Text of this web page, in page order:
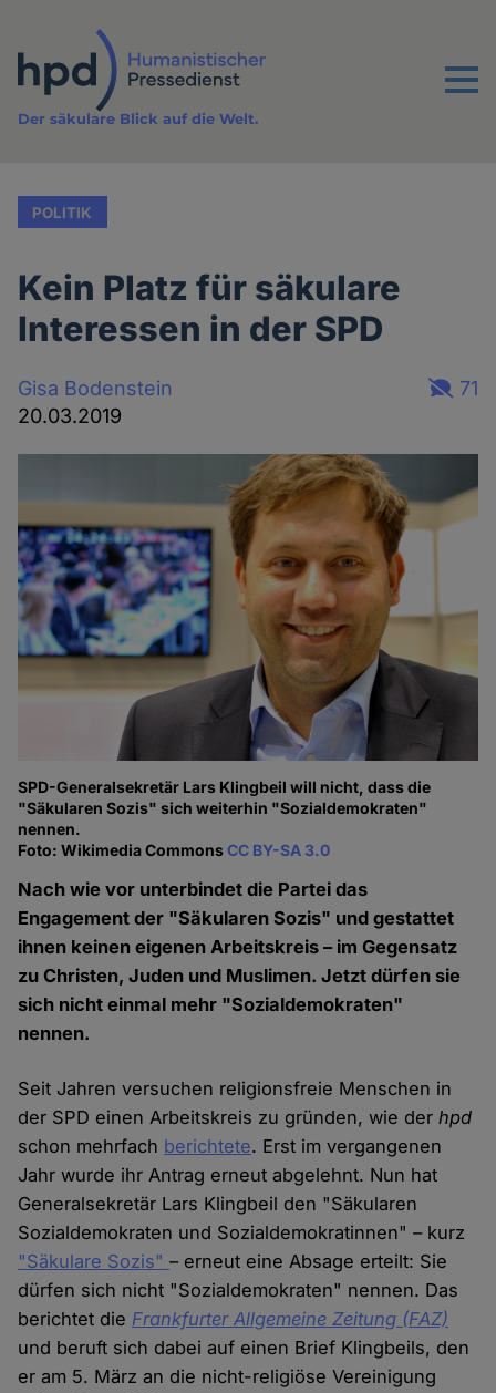
Inhalt
Menu
Der säkulare Blick auf die Welt.
POLITIK
Kein Platz für säkulare
Interessen in der SPD
Gisa Bodenstein
20.03.2019
71
SPD-Generalsekretär Lars Klingbeil will nicht, dass die
"Säkularen Sozis" sich weiterhin "Sozialdemokraten"
nennen.
Foto: Wikimedia CommonsCC BY-SA 3.0
Nach wie vor unterbindet die Partei das
Engagement der "Säkularen Sozis" und gestattet
ihnen keinen eigenen Arbeitskreis – im Gegensatz
zu Christen, Juden und Muslimen. Jetzt dürfen sie
sich nicht einmal mehr "Sozialdemokraten"
nennen.
Seit Jahren versuchen religionsfreie Menschen in
der SPD einen Arbeitskreis zu gründen, wie derhpd
schon mehrfach berichtete. Erst im vergangenen
Jahr wurde ihr Antrag erneut abgelehnt. Nun hat
Generalsekretär Lars Klingbeil den "Säkularen
Sozialdemokraten und Sozialdemokratinnen" – kurz
"Säkulare Sozis"– erneut eine Absage erteilt: Sie
dürfen sich nicht "Sozialdemokraten" nennen. Das
berichtet die Frankfurter Allgemeine Zeitung (FAZ)
und beruft sich dabei auf einen Brief Klingbeils, den
er am 5. März an die nicht-religiöse Vereinigung